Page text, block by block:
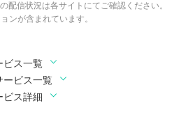
配信状況は各サイトにてご確認ください。
ンが含まれています。
ビス一覧
ービス一覧
ビス詳細